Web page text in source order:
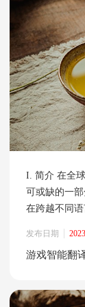
I. 简介 在全球化的今天，游戏已经成为了人们娱乐生活中不
可或缺的一
在跨越不同
戏智能翻译技术的
翻译中的应
游戏智能翻
发布日期